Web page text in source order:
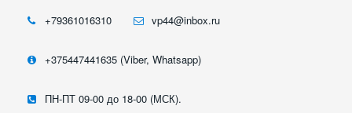
+79361016310 vp44@inbox.ru
+375447441635 (Viber, Whatsapp)
ПН-ПТ 09-00 до 18-00 (МСК).